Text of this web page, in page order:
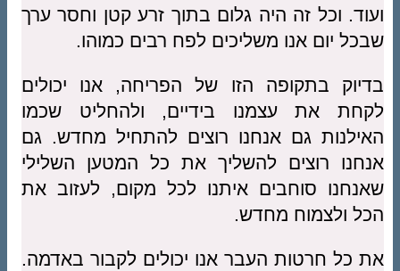
ועוד. וכל זה היה גלום בתוך זרע קטן וחסר ערך
שבכל יום אנו משליכים לפח רבים כמוהו.
בדיוק בתקופה הזו של הפריחה, אנו יכולים
לקחת את עצמנו בידיים, ולהחליט שכמו
האילנות גם אנחנו רוצים להתחיל מחדש. גם
אנחנו רוצים להשליך את כל המטען השלילי
שאנחנו סוחבים איתנו לכל מקום, לעזוב את
הכל ולצמוח מחדש.
את כל חרטות העבר אנו יכולים לקבור באדמה.